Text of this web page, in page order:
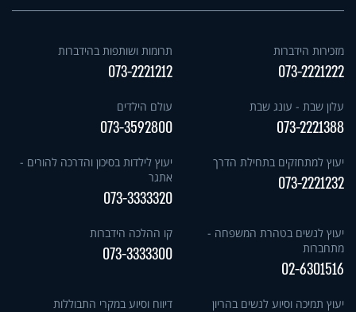
מזכירות הידברות
073-2221222
תרומות ושותפות בהידברות
073-2221212
עלון שבת - עונג שבת
073-2221388
עולם הילדים
073-3592800
יעוץ למתחזקים בתחילת הדרך
073-2221232
יעוץ לילדות בסיכון והדרכה להורים -
אתגר
073-3333320
יעוץ לנשים בטהרת המשפחה -
מתחברות
02-6301516
קו ההלכה הידברות
073-3333300
יעוץ תמיכה וסיוע לנשים בהריון דיווח וסיוע במקרי התבוללות